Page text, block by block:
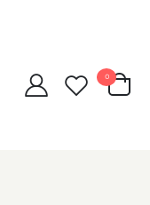
Cart
0artiklar